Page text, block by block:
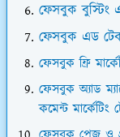
ফেসবুক বুস্টিং
ফেসবুক এড
ফেসবুক ফ্রি
ফেসবুক অ্যাড
কমেন্ট মার্কেটিং